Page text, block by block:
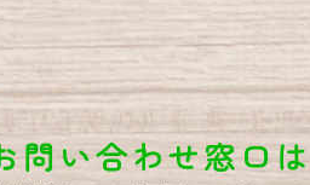
問い合わせ窓口